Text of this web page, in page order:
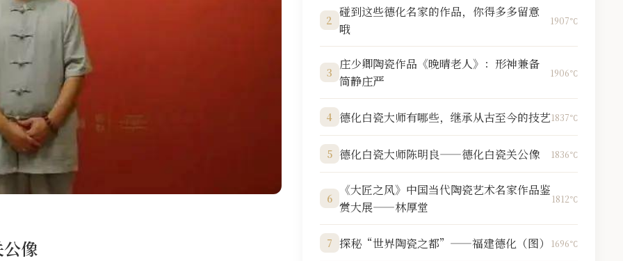
像
2
碰到这些德化名家的作品，你得多多留意
哦
1907℃
3
庄少卿陶瓷作品《晚晴老人》：形神兼备
简静庄严
1906℃
4 德化白瓷大师有哪些，继承从古至今的技艺1837℃
5 德化白瓷大师陈明良——德化白瓷关公像 1836℃
6
《大匠之风》中国当代陶瓷艺术名家作品鉴
赏大展——林厚堂
1812℃
7 探秘“世界陶瓷之都”——福建德化（图） 1696℃